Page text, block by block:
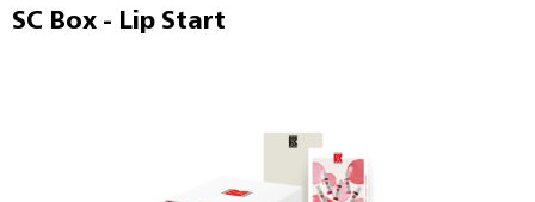
SC Box - Lip Start